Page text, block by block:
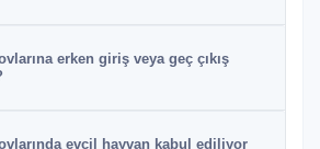
erken giriş veya geç çıkış
evcil hayvan kabul ediliyor